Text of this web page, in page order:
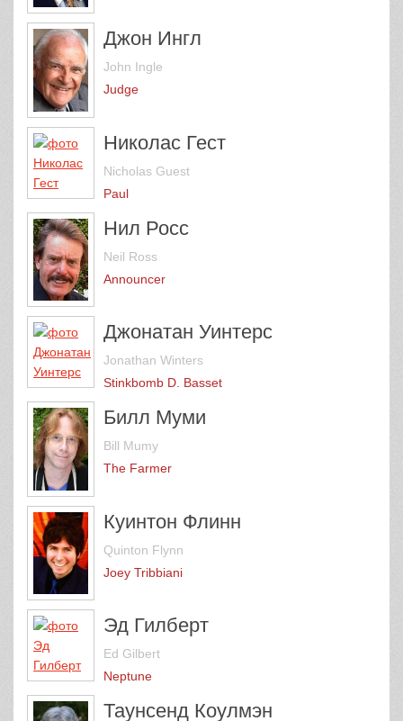
Джон Ингл
John Ingle
Judge
Николас Гест
Nicholas Guest
Paul
Нил Росс
Neil Ross
Announcer
Джонатан Уинтерс
Jonathan Winters
Stinkbomb D. Basset
Билл Муми
Bill Mumy
The Farmer
Куинтон Флинн
Quinton Flynn
Joey Tribbiani
Эд Гилберт
Ed Gilbert
Neptune
Таунсенд Коулмэн